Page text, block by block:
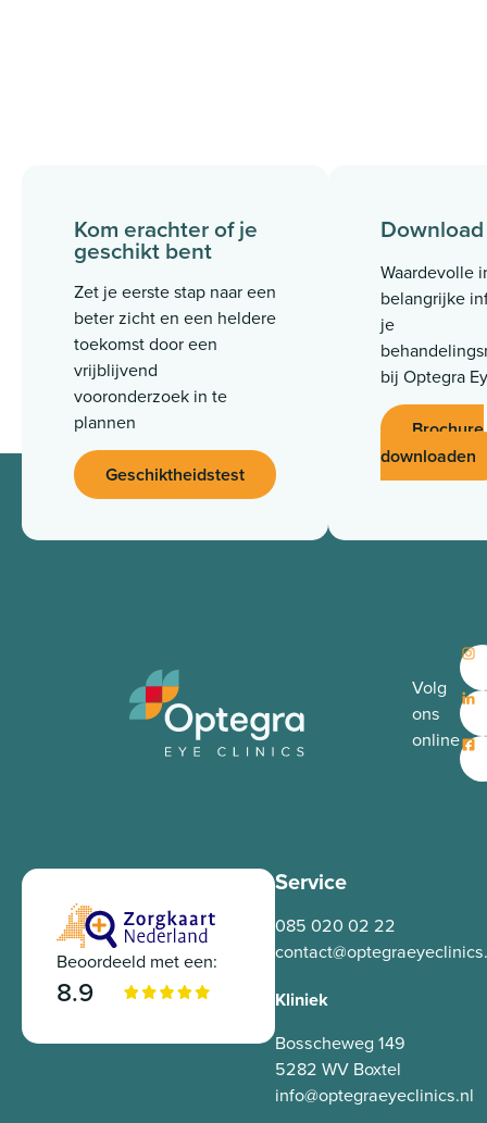
Kom erachter of je
geschikt bent
Zet je eerste stap naar een
beter zicht en een heldere
toekomst door een
vrijblijvend
vooronderzoek in te
plannen
Geschiktheidstest
Waardevolle
belangrijke
je
bij Optegra
Brochure
downloaden
Volg
ons
online
Beoordeeld met een:
8.9
Service
085 020 02 22
Kliniek
Bosscheweg 149
5282 WV Boxtel
info@optegraeyeclinics.nl